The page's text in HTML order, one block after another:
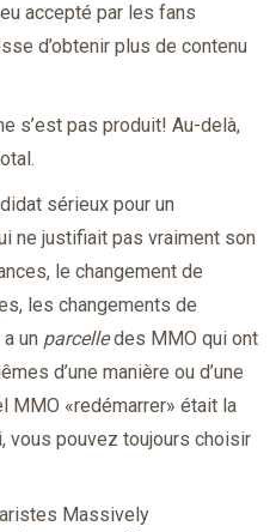
accepté par les fans
d’obtenir plus de contenu
s’est pas produit! Au-delà,
sérieux pour un
ne justifiait pas vraiment son
le changement de
les changements de
un parcelledes MMO qui ont
d’une manière ou d’une
MMO «redémarrer» était la
vous pouvez toujours choisir
Massively